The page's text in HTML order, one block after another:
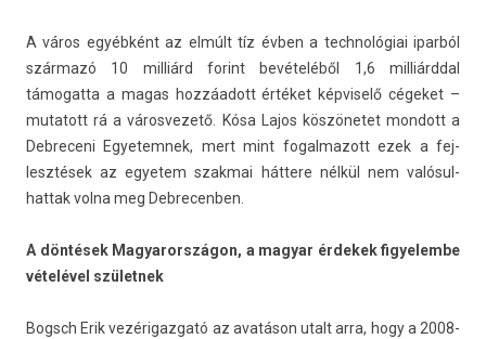
A város egyébként az elmúlt tíz évben a tech­nológiai iparból
származó 10 milliárd forint bevételéből 1,6 milliárddal
támogat­ta a magas hozzáadott értéket kép­viselő cégeket –
mutatott rá a város­vezető. Kósa Lajos köszönetet mon­dott a
De­breceni Egyetem­nek, mert mint fogal­mazott ezek a fej­
lesztések az egyetem szak­mai háttere nélkül nem valósul­
hattak volna meg De­brecenb­en.
A döntések Magyarországon, a magyar érdekek figyelem­be
vételével szület­nek
Bogsch Erik vezérigaz­gató az avatáson utalt arra, hogy a 2008-